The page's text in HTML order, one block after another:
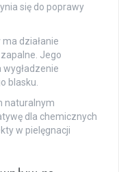
się do poprawy
działanie
Jego
blasku.
naturalnym
dla chemicznych
w pielęgnacji